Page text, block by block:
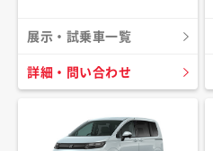
展示・試乗車一覧
詳細・問い合わせ